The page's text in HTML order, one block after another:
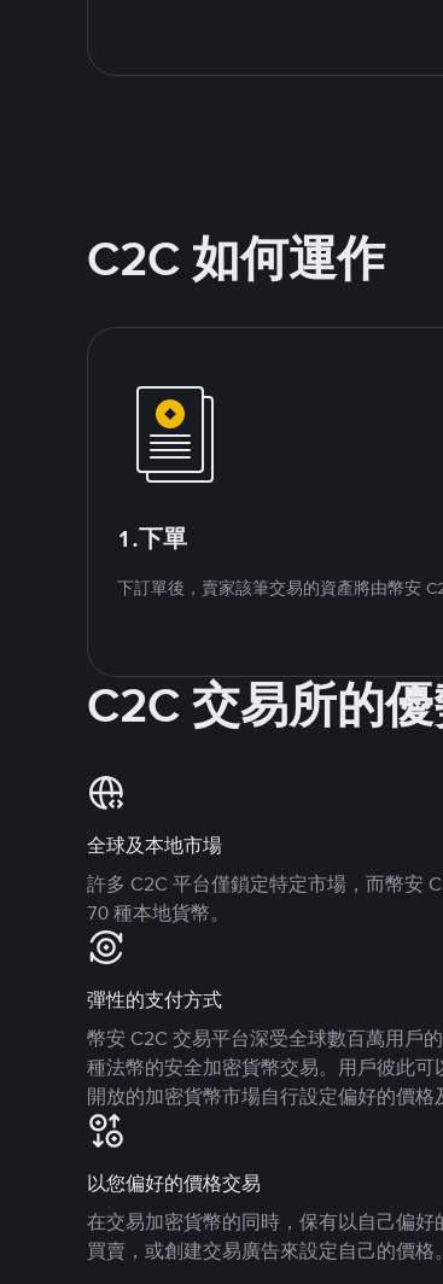
C2C 如何運作
1.下單
下訂單後，賣家該筆交易的資產將由幣安
C2C 交易所的
全球及本地市場
許多 C2C 平台僅鎖定特定市場，而幣安
70 種本地貨幣。
彈性的支付方式
幣安 C2C 交易平台深受全球數百萬用戶
種法幣的安全加密貨幣交易。用戶彼此
開放的加密貨幣市場自行設定偏好的價格
以您偏好的價格交易
在交易加密貨幣的同時，保有以自己偏
買賣，或創建交易廣告來設定自己的價格。